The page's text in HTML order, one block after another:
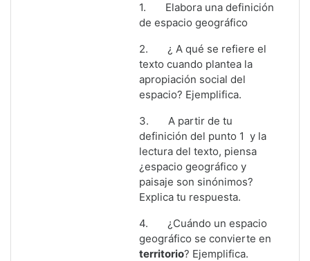
1. Elabora una definición
de espacio geográfico
2. ¿ A qué se refiere el
texto cuando plantea la
apropiación social del
espacio? Ejemplifica.
3. A partir de tu
definición del punto 1 y la
lectura del texto, piensa
¿espacio geográfico y
paisaje son sinónimos?
Explica tu respuesta.
4. ¿Cuándo un espacio
geográfico se convierte en
territorio? Ejemplifica.